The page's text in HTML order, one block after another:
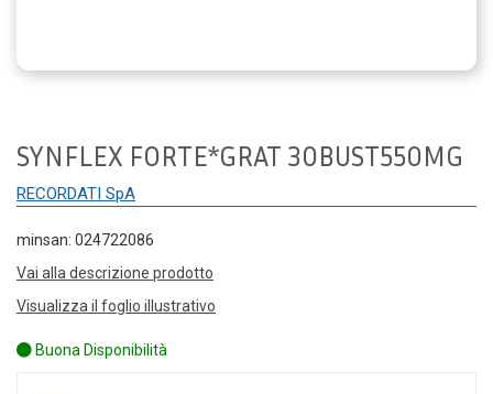
SYNFLEX FORTE*GRAT 30BUST550MG
RECORDATI SpA
minsan: 024722086
Vai alla descrizione prodotto
Visualizza il foglio illustrativo
Buona Disponibilità